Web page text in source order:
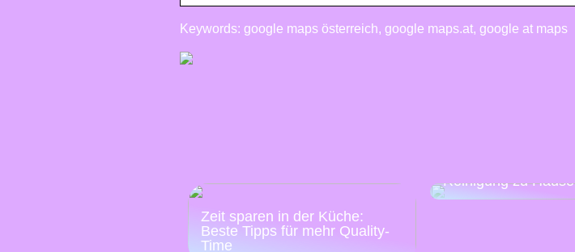
Keywords: google maps österreich, google maps.at, google at maps
Zeit sparen in der Küche:
Beste Tipps für mehr Quality-
Time
Reinigung zu Hause